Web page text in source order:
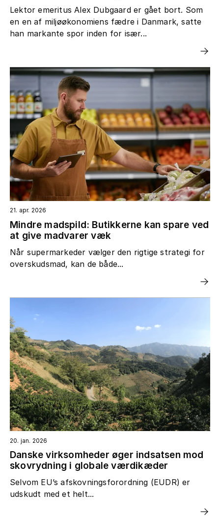
Lektor emeritus Alex Dubgaard er gået bort. Som
en en af miljøøkonomiens fædre i Danmark, satte
han markante spor inden for især...
21. apr. 2026
Mindre madspild: Butikkerne kan spare ved
at give madvarer væk
Når supermarkeder vælger den rigtige strategi for
overskudsmad, kan de både...
20. jan. 2026
Danske virksomheder øger indsatsen mod
skovrydning i globale værdikæder
Selvom EU’s afskovningsforordning (EUDR) er
udskudt med et helt...